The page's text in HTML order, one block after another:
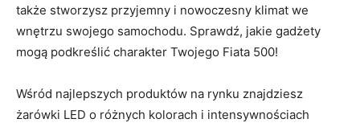
także⁤ stworzysz przyjemny i nowoczesny klimat we
wnętrzu swojego samochodu.⁣ Sprawdź, jakie gadżety
‌mogą podkreślić charakter Twojego Fiata 500!
Wśród najlepszych⁣ produktów na‌ rynku⁤ znajdziesz
żarówki LED o różnych kolorach i ‍intensywnościach